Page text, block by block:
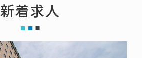
新着求人